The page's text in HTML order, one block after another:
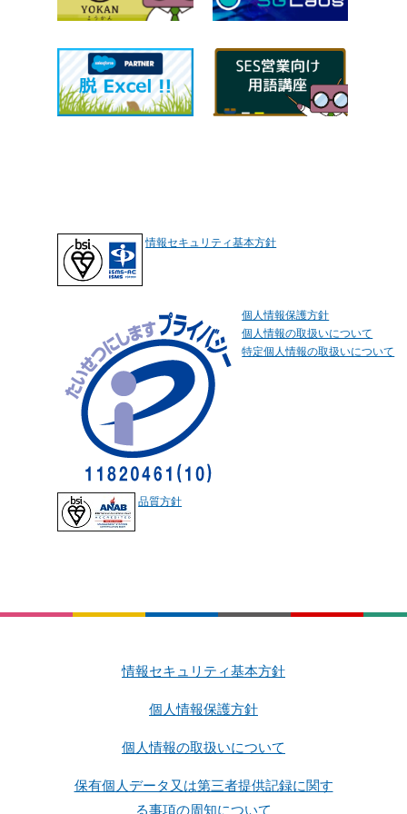
情報セキュリティ基本方針
個人情報保護方針
個人情報の取扱いについて
特定個人情報の取扱いについて
品質方針
情報セキュリティ基本方針
個人情報保護方針
個人情報の取扱いについて
保有個人データ又は第三者提供記録に関す
る事項の周知について